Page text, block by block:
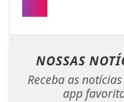
NOSSAS
Receba as notícias
app